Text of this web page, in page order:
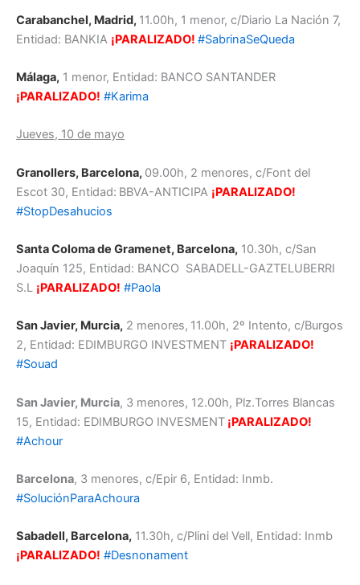
Carabanchel, Madrid, 11.00h, 1 menor, c/Diario La Nación 7,
Entidad: BANKIA ¡PARALIZADO! #SabrinaSeQueda
Málaga, 1 menor, Entidad: BANCO SANTANDER
¡PARALIZADO! #Karima
Jueves, 10 de mayo
Granollers, Barcelona, 09.00h, 2 menores, c/Font del
Escot 30, Entidad: BBVA-ANTICIPA ¡PARALIZADO!
#StopDesahucios
Santa Coloma de Gramenet, Barcelona, 10.30h, c/San
Joaquín 125, Entidad: BANCO SABADELL-GAZTELUBERRI
S.L ¡PARALIZADO! #Paola
San Javier, Murcia, 2 menores, 11.00h, 2º Intento, c/Burgos
2, Entidad: EDIMBURGO INVESTMENT ¡PARALIZADO!
#Souad
San Javier, Murcia, 3 menores, 12.00h, Plz.Torres Blancas
15, Entidad: EDIMBURGO INVESMENT ¡PARALIZADO!
#Achour
Barcelona, 3 menores, c/Epir 6, Entidad: Inmb.
#SoluciónParaAchoura
Sabadell, Barcelona, 11.30h, c/Plini del Vell, Entidad: Inmb
¡PARALIZADO! #Desnonament